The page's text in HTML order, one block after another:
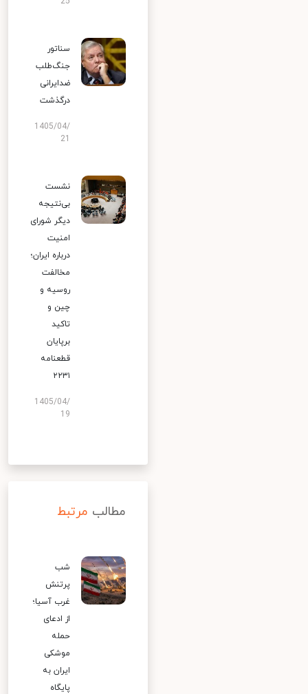
سناتور
جنگ‌طلب
ضدایرانی
درگذشت
1405/04/
نشست
بی‌نتیجه
دیگر شورای
امنیت
درباره ایران؛
مخالفت
روسیه و
چین و
تاکید
برپایان
قطعنامه
۲۲۳۱
1405/04/
19
مطالب مرتبط
شب
پرتنش
غرب آسیا؛
از ادعای
حمله
موشکی
ایران به
پایگاه